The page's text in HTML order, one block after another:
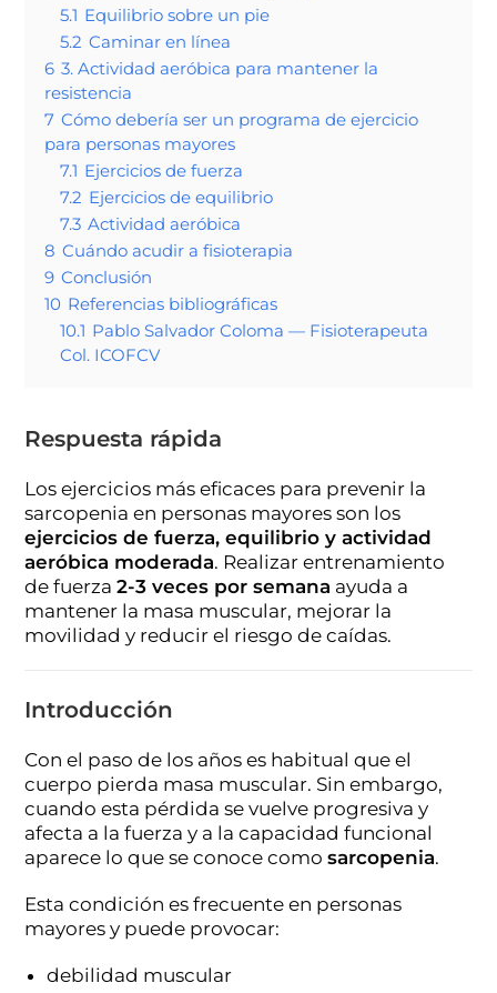
5.1 Equilibrio sobre un pie
5.2 Caminar en línea
6 3. Actividad aeróbica para mantener la
resistencia
7 Cómo debería ser un programa de ejercicio
para personas mayores
7.1 Ejercicios de fuerza
7.2 Ejercicios de equilibrio
7.3 Actividad aeróbica
8 Cuándo acudir a fisioterapia
9 Conclusión
10 Referencias bibliográficas
10.1 Pablo Salvador Coloma — Fisioterapeuta
Col. ICOFCV
Respuesta rápida
Los ejercicios más eficaces para prevenir la
sarcopenia en personas mayores son los
ejercicios de fuerza, equilibrio y actividad
aeróbica moderada. Realizar entrenamiento
de fuerza2-3 veces por semana ayuda a
mantener la masa muscular, mejorar la
movilidad y reducir el riesgo de caídas.
Introducción
Con el paso de los años es habitual que el
cuerpo pierda masa muscular. Sin embargo,
cuando esta pérdida se vuelve progresiva y
afecta a la fuerza y a la capacidad funcional
aparece lo que se conoce comosarcopenia.
Esta condición es frecuente en personas
mayores y puede provocar:
debilidad muscular